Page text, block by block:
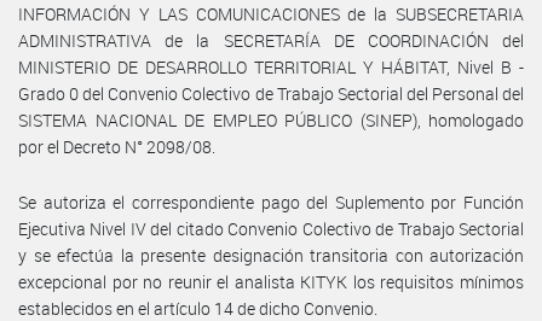
INFORMACIÓN Y LAS COMUNICACIONES de la SUBSECRETARIA
ADMINISTRATIVA de la SECRETARÍA DE COORDINACIÓN del
MINISTERIO DE DESARROLLO TERRITORIAL Y HÁBITAT, Nivel B -
Grado 0 del Convenio Colectivo de Trabajo Sectorial del Personal del
SISTEMA NACIONAL DE EMPLEO PÚBLICO (SINEP), homologado
por el Decreto N° 2098/08.
Se autoriza el correspondiente pago del Suplemento por Función
Ejecutiva Nivel IV del citado Convenio Colectivo de Trabajo Sectorial
y se efectúa la presente designación transitoria con autorización
excepcional por no reunir el analista KITYK los requisitos mínimos
establecidos en el artículo 14 de dicho Convenio.